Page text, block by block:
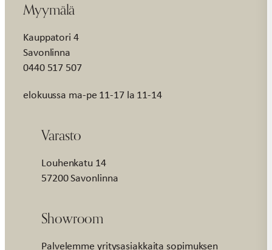
Myymälä
Kauppatori 4
Savonlinna
0440 517 507
elokuussa ma-pe 11-17 la 11-14
Varasto
Louhenkatu 14
57200 Savonlinna
Showroom
Palvelemme yritysasiakkaita sopimuksen